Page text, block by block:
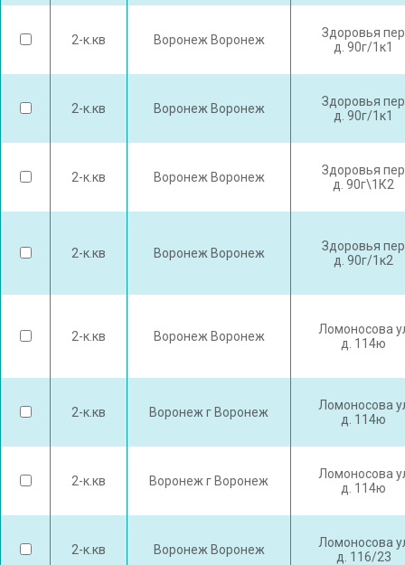
2-к.кв Воронеж Воронеж
Здоровья пер
д. 90г/1к1
2-к.кв Воронеж Воронеж
Здоровья пер
д. 90г/1к1
2-к.кв Воронеж Воронеж
Здоровья пер
д. 90г\1К2
2-к.кв Воронеж Воронеж
Здоровья пер
д. 90г/1к2
2-к.кв Воронеж Воронеж
Ломоносова
д. 114ю
2-к.кв Воронеж г Воронеж
Ломоносова
д. 114ю
2-к.кв Воронеж г Воронеж
Ломоносова
д. 114ю
2-к.кв Воронеж Воронеж
Ломоносова
д. 116/23